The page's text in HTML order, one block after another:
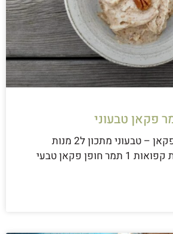
טבעוני
גלידת בננה תמר פקאן – טבעוני מתכון ל2 מנות
מצרכים: 1.5 בננות קפואות 1 תמר חופן פקאן טבעי